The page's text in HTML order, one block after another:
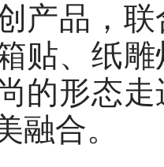
产品，
贴、纸
的形态
融合。